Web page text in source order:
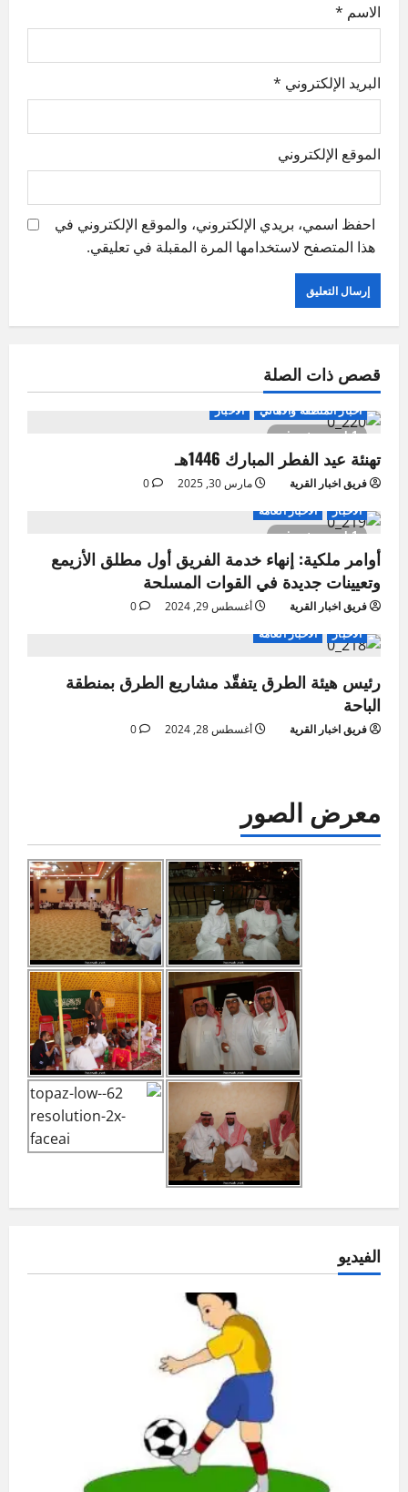
الاسم *
البريد الإلكتروني *
الموقع الإلكتروني
احفظ اسمي، بريدي الإلكتروني، والموقع الإلكتروني في
هذا المتصفح لاستخدامها المرة المقبلة في تعليقي.
قصص ذات الصلة
1 minute read
اخبار المنطقة والاهالي الاخبار
تهنئة عيد الفطر المبارك 1446هـ
فريق اخبار القرية مارس 30, 2025 0
1 minute read
الاخبار الاخبار العامة
أوامر ملكية: إنهاء خدمة الفريق أول مطلق الأزيمع
وتعيينات جديدة في القوات المسلحة
فريق اخبار القرية أغسطس 29, 2024
0
الاخبار
الاخبار العامة
رئيس هيئة الطرق يتفقّد مشاريع الطرق بمنطقة
الباحة
فريق اخبار القرية أغسطس 28, 2024 0
معرض الصور
الفيديو